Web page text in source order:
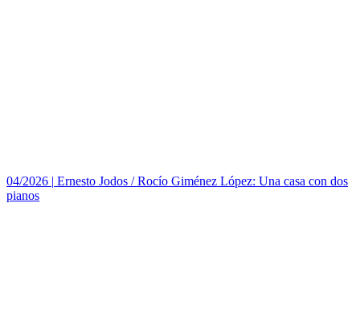
04/2026 | Ernesto Jodos / Rocío Giménez López: Una casa con dos
pianos